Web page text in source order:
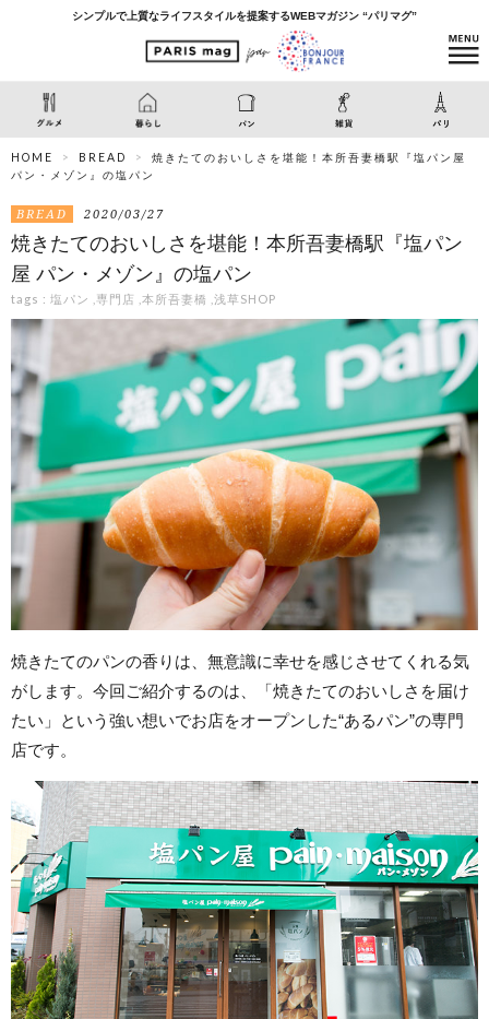
シンプルで上質なライフスタイルを提案するWEBマガジン “パリマグ”
HOME BREAD
焼きたてのおいしさを堪能！本所吾妻橋駅『塩パン屋
パン・メゾン』の塩パン
BREAD 2020/03/27
焼きたてのおいしさを堪能！本所吾妻橋駅『塩パン
屋 パン・メゾン』の塩パン
tags : 塩パン 専門店 本所吾妻橋 浅草SHOP
焼きたてのパンの香りは、無意識に幸せを感じさせてくれる気
がします。今回ご紹介するのは、「焼きたてのおいしさを届け
たい」という強い想いでお店をオープンした“あるパン”の専門
店です。